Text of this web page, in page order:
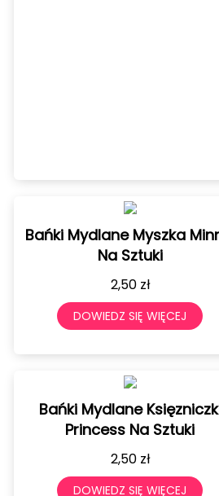
Bańki Mydlane Myszka
Na Sztuki
2,50 zł
DOWIEDZ SIĘ WIĘCEJ
Bańki Mydlane
Princess Na Sztuki
2,50 zł
DOWIEDZ SIĘ WIĘCEJ